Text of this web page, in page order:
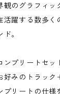
観のグラフィッ
活躍する数多く
ド。
ンプリートセッ
好みのトラック
プリートの仕様